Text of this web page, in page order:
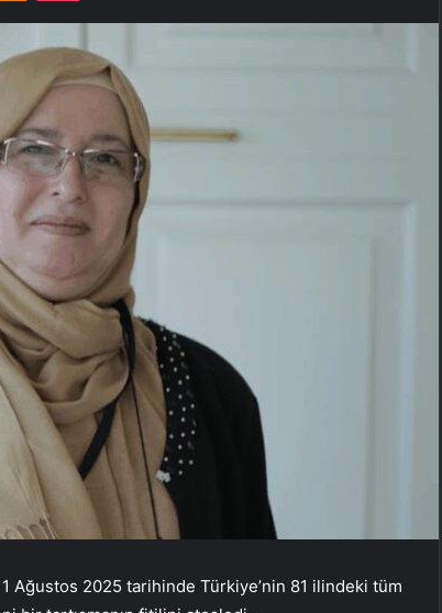
Ağustos 2025 tarihinde Türkiye’nin 81 ilindeki tüm